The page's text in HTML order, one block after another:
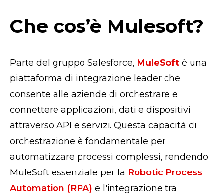
Che cos’è Mulesoft?
Parte del gruppo Salesforce, MuleSoft è una
piattaforma di integrazione leader che
consente alle aziende di orchestrare e
connettere applicazioni, dati e dispositivi
attraverso API e servizi. Questa capacità di
orchestrazione è fondamentale per
automatizzare processi complessi, rendendo
MuleSoft essenziale per la Robotic Process
Automation (RPA) e l'integrazione tra